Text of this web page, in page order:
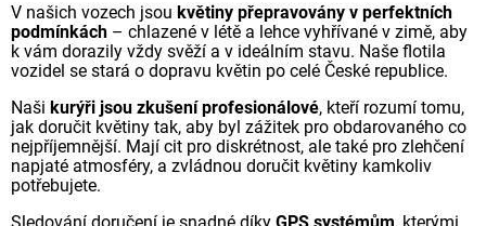
V našich vozech jsou květiny přepravovány v perfektních
podmínkách – chlazené v létě a lehce vyhřívané v zimě, aby
k vám dorazily vždy svěží a v ideálním stavu. Naše flotila
vozidel se stará o dopravu květin po celé České republice.
Naši kurýři jsou zkušení profesionálové, kteří rozumí tomu,
jak doručit květiny tak, aby byl zážitek pro obdarovaného co
nejpříjemnější. Mají cit pro diskrétnost, ale také pro zlehčení
napjaté atmosféry, a zvládnou doručit květiny kamkoliv
potřebujete.